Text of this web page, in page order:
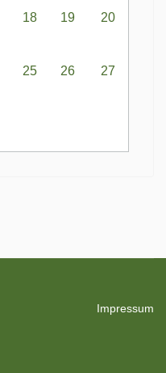
18 19 20
25 26 27
Impressum